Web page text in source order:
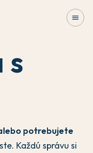
menu
s
potrebujete
Každú správu si